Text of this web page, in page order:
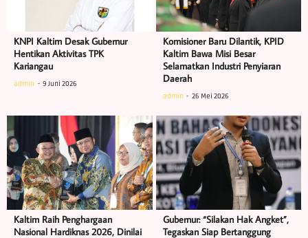
KNPI Kaltim Desak Gubernur
Hentikan Aktivitas TPK
Kariangau
admin 9 Juni 2026
Komisioner Baru Dilantik, KPID
Kaltim Bawa Misi Besar
Selamatkan Industri Penyiaran
Daerah
admin 26 Mei 2026
Kaltim Raih Penghargaan
Nasional Hardiknas 2026, Dinilai
Gubernur: “Silakan Hak Angket”,
Tegaskan Siap Bertanggung